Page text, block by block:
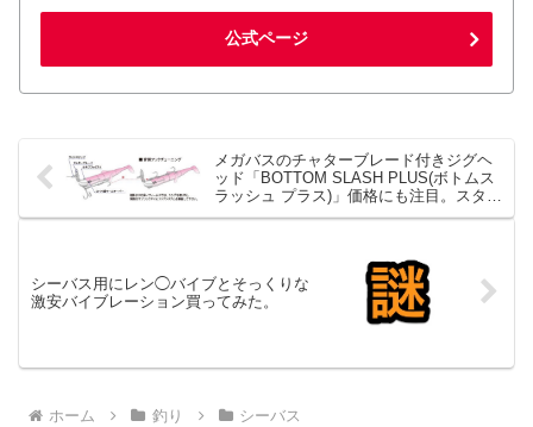
公式ページ
メガバスのチャターブレード付きジグヘ
ッド「BOTTOM SLASH PLUS(ボトムス
ラッシュ プラス)」価格にも注目。スター
ターセットも！
シーバス用にレン◯バイブとそっくりな
激安バイブレーション買ってみた。
ホーム 釣り シーバス